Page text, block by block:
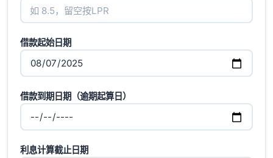
借款起始日期
借款到期日期（逾期起算日）
利息计算截止日期